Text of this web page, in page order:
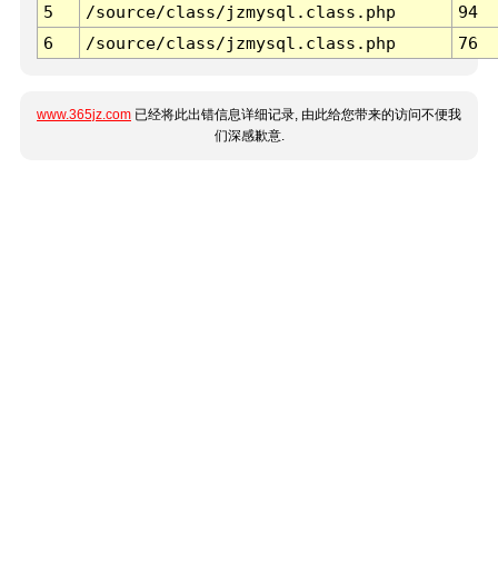
5
/source/class/jzmysql.class.php
94
6
/source/class/jzmysql.class.php 76
www.365jz.com 已经将此出错信息详细记录, 由此给您带来的访问不便我
们深感歉意.